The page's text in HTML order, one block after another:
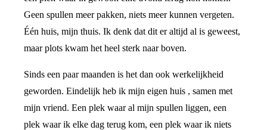
Geen spullen meer pakken, niets meer kunnen vergeten.
Één huis, mijn thuis. Ik denk dat dit er altijd al is geweest,
maar plots kwam het heel sterk naar boven.
Sinds een paar maanden is het dan ook werkelijkheid
geworden. Eindelijk heb ik mijn eigen huis , samen met
mijn vriend. Een plek waar al mijn spullen liggen, een
plek waar ik elke dag terug kom, een plek waar ik niets